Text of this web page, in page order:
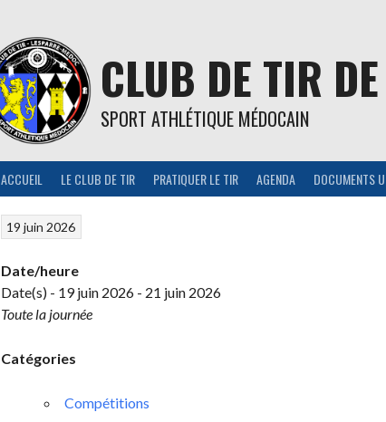
CLUB DE TIR
SPORT ATHLÉTIQUE MÉDOCAIN
ACCUEIL LE CLUB DE TIR PRATIQUER LE TIR AGENDA DOCUMENTS
19 juin 2026
Date/heure
Date(s) - 19 juin 2026 - 21 juin 2026
Toute la journée
Catégories
Compétitions